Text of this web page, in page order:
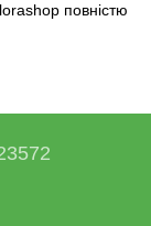
повністю